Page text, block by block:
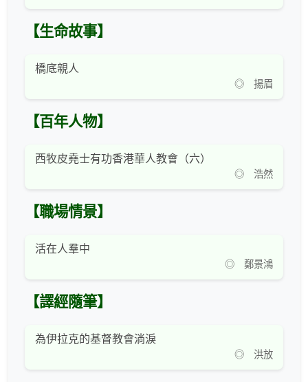
【生命故事】
橋底親人
◎ 揚眉
【百年人物】
西牧皮堯士有功香港華人教會（六）
◎ 浩然
【職場情景】
活在人羣中
◎ 鄭景鴻
【譯經隨筆】
為伊拉克的基督教會淌淚
◎ 洪放